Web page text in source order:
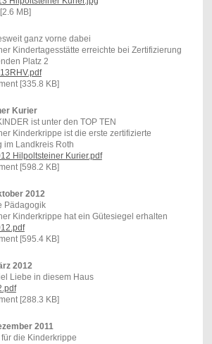
MB]
ganz vorne dabei
Kindertagesstätte erreichte bei Zertifizierung
Platz 2
[335.8 KB]
Kurier
ist unter den TOP TEN
Kinderkrippe ist die erste zertifizierte
im Landkreis Roth
Hilpoltsteiner Kurier.pdf
[598.2 KB]
2012
Pädagogik
Kinderkrippe hat ein Gütesiegel erhalten
[595.4 KB]
2012
Liebe in diesem Haus
[288.3 KB]
2011
für die Kinderkrippe